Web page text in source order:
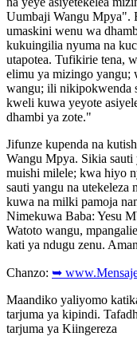
Uumbaji Wangu Mpya".
umaskini wenu wa
kukuingilia nyuma na
utapotea. Tufikirie tena,
elimu ya mizingo yangu;
wangu; ili nikipokwenda
kweli kuwa yeyote
dhambi ya zote."
Jifunze kupenda na
Wangu Mpya. Sikia
muishi milele; kwa hiyo
sauti yangu na
kuwa na milki pamoja
Nimekuwa Baba: Yesu
Watoto wangu,
kati ya ndugu zenu.
Chanzo: ➥
Maandiko yaliyomo
tarjuma ya kipindi.
tarjuma ya Kiingereza